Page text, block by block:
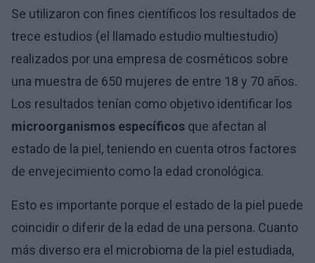
Se utilizaron con fines científicos los resultados de
trece estudios (el llamado estudio multiestudio)
realizados por una empresa de cosméticos sobre
una muestra de 650 mujeres de entre 18 y 70 años.
Los resultados tenían como objetivo identificar los
microorganismos específicos que afectan al
estado de la piel, teniendo en cuenta otros factores
de envejecimiento como la edad cronológica.
Esto es importante porque el estado de la piel puede
coincidir o diferir de la edad de una persona. Cuanto
más diverso era el microbioma de la piel estudiada,